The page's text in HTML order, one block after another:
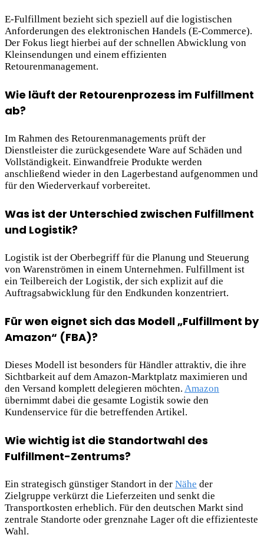
E-Fulfillment bezieht sich speziell auf die logistischen
Anforderungen des elektronischen Handels (E-Commerce).
Der Fokus liegt hierbei auf der schnellen Abwicklung von
Kleinsendungen und einem effizienten
Retourenmanagement.
Wie läuft der Retourenprozess im Fulfillment
ab?
Im Rahmen des Retourenmanagements prüft der
Dienstleister die zurückgesendete Ware auf Schäden und
Vollständigkeit. Einwandfreie Produkte werden
anschließend wieder in den Lagerbestand aufgenommen und
für den Wiederverkauf vorbereitet.
Was ist der Unterschied zwischen Fulfillment
und Logistik?
Logistik ist der Oberbegriff für die Planung und Steuerung
von Warenströmen in einem Unternehmen. Fulfillment ist
ein Teilbereich der Logistik, der sich explizit auf die
Auftragsabwicklung für den Endkunden konzentriert.
Für wen eignet sich das Modell „Fulfillment by
Amazon“ (FBA)?
Dieses Modell ist besonders für Händler attraktiv, die ihre
Sichtbarkeit auf dem Amazon-Marktplatz maximieren und
den Versand komplett delegieren möchten. Amazon
übernimmt dabei die gesamte Logistik sowie den
Kundenservice für die betreffenden Artikel.
Wie wichtig ist die Standortwahl des
Fulfillment-Zentrums?
Ein strategisch günstiger Standort in der Nähe der
Zielgruppe verkürzt die Lieferzeiten und senkt die
Transportkosten erheblich. Für den deutschen Markt sind
zentrale Standorte oder grenznahe Lager oft die effizienteste
Wahl.